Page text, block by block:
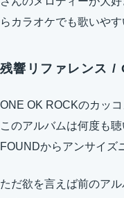
らカラオケでも歌いやす
残響リファレンス /
ONE OK ROCKのカッ
このアルバムは何度も
FOUNDからアンサイズ
ただ欲を言えば前のア